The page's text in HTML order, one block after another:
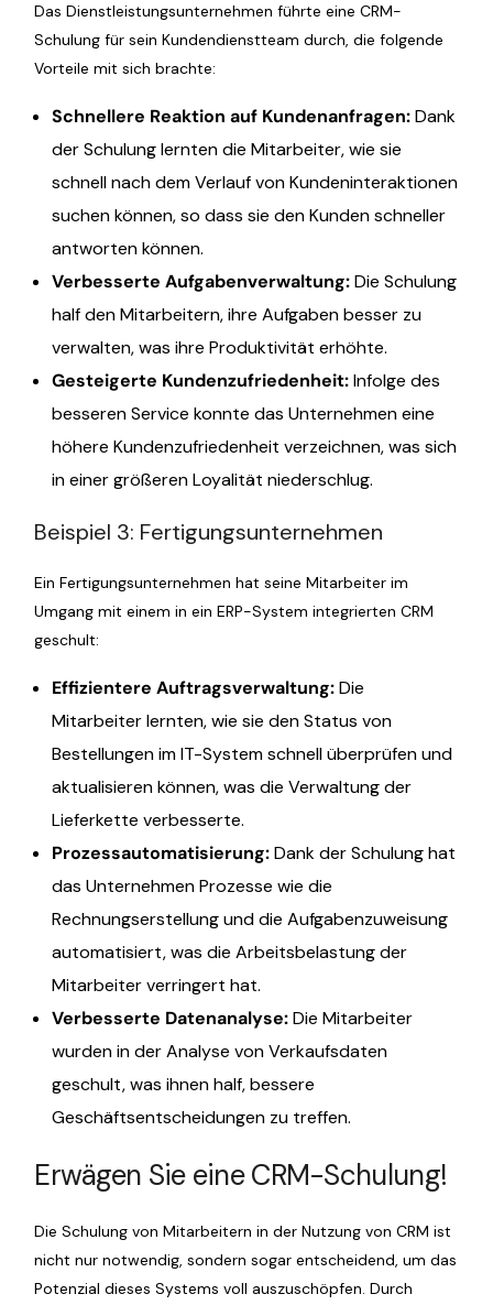
Das Dienstleistungsunternehmen führte eine CRM-
Schulung für sein Kundendienstteam durch, die folgende
Vorteile mit sich brachte:
Schnellere Reaktion auf Kundenanfragen:Dank
der Schulung lernten die Mitarbeiter, wie sie
schnell nach dem Verlauf von Kundeninteraktionen
suchen können, so dass sie den Kunden schneller
antworten können.
Verbesserte Aufgabenverwaltung:Die Schulung
half den Mitarbeitern, ihre Aufgaben besser zu
verwalten, was ihre Produktivität erhöhte.
Gesteigerte Kundenzufriedenheit:Infolge des
besseren Service konnte das Unternehmen eine
höhere Kundenzufriedenheit verzeichnen, was sich
in einer größeren Loyalität niederschlug.
Beispiel 3: Fertigungsunternehmen
Ein Fertigungsunternehmen hat seine Mitarbeiter im
Umgang mit einem in ein ERP-System integrierten CRM
geschult:
Effizientere Auftragsverwaltung:Die
Mitarbeiter lernten, wie sie den Status von
Bestellungen im IT-System schnell überprüfen und
aktualisieren können, was die Verwaltung der
Lieferkette verbesserte.
Prozessautomatisierung:Dank der Schulung hat
das Unternehmen Prozesse wie die
Rechnungserstellung und die Aufgabenzuweisung
automatisiert, was die Arbeitsbelastung der
Mitarbeiter verringert hat.
Verbesserte Datenanalyse:Die Mitarbeiter
wurden in der Analyse von Verkaufsdaten
geschult, was ihnen half, bessere
Geschäftsentscheidungen zu treffen.
Erwägen Sie eine CRM-Schulung!
Die Schulung von Mitarbeitern in der Nutzung von CRM ist
nicht nur notwendig, sondern sogar entscheidend, um das
Potenzial dieses Systems voll auszuschöpfen. Durch